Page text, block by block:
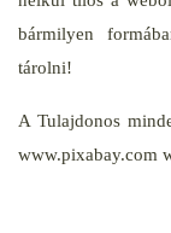
bármilyen
tárolni!
A Tulajdonos
www.pixabay.com